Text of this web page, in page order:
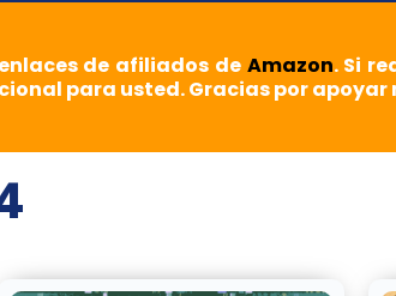
de afiliados de Amazon. Si
para usted. Gracias por